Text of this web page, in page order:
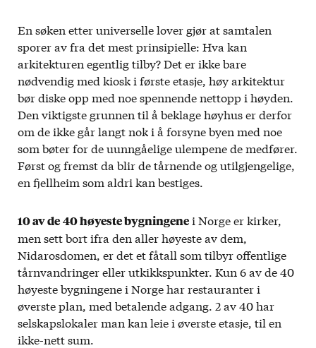
En søken etter universelle lover gjør at samtalen
sporer av fra det mest prinsipielle: Hva kan
arkitekturen egentlig tilby? Det er ikke bare
nødvendig med kiosk i første etasje, høy arkitektur
bør diske opp med noe spennende nettopp i høyden.
Den viktigste grunnen til å beklage høyhus er derfor
om de ikke går langt nok i å forsyne byen med noe
som bøter for de uunngåelige ulempene de medfører.
Først og fremst da blir de tårnende og utilgjengelige,
en fjellheim som aldri kan bestiges.
10 av de40 høyeste bygningenei Norge er kirker,
men sett bort ifra den aller høyeste av dem,
Nidarosdomen, er det et fåtall som tilbyr offentlige
tårnvandringer eller utkikkspunkter. Kun 6 av de 40
høyeste bygningene i Norge har restauranter i
øverste plan, med betalende adgang. 2 av 40 har
selskapslokaler man kan leie i øverste etasje, til en
ikke-nett sum.